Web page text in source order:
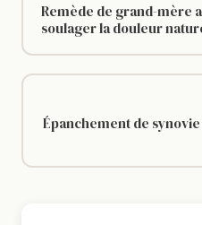
Remède de grand-mère
soulager la douleur
Épanchement de